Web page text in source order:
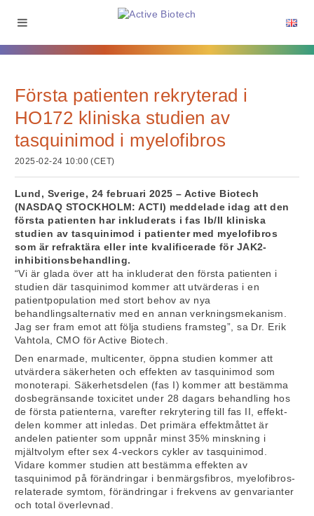
Första patienten rekryterad i
HO172 kliniska studien av
tasquinimod i myelofibros
2025-02-24 10:00 (CET)
Lund, Sverige, 24 februari 2025 – Active Biotech
(NASDAQ STOCKHOLM: ACTI) meddelade idag att den
första patienten har inkluderats i fas Ib/II kliniska
studien av tasquinimod i patienter med myelofibros
som är refraktära eller inte kvalificerade för JAK2-
inhibitionsbehandling.
“Vi är glada över att ha inkluderat den första patienten i
studien där tasquinimod kommer att utvärderas i en
patientpopulation med stort behov av nya
behandlingsalternativ med en annan verkningsmekanism.
Jag ser fram emot att följa studiens framsteg”, sa Dr. Erik
Vahtola, CMO för Active Biotech.
Den enarmade, multicenter, öppna studien kommer att
utvärdera säkerheten och effekten av tasquinimod som
monoterapi. Säkerhetsdelen (fas I) kommer att bestämma
dosbegränsande toxicitet under 28 dagars behandling hos
de första patienterna, varefter rekrytering till fas II, effekt-
delen kommer att inledas. Det primära effektmåttet är
andelen patienter som uppnår minst 35% minskning i
mjältvolym efter sex 4-veckors cykler av tasquinimod.
Vidare kommer studien att bestämma effekten av
tasquinimod på förändringar i benmärgsfibros, myelofibros-
relaterade symtom, förändringar i frekvens av genvarianter
och total överlevnad.